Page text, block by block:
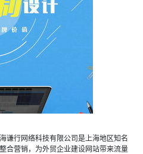
谦行网络科技有限公司是上海地区知名
合营销，为外贸企业建设网站带来流量